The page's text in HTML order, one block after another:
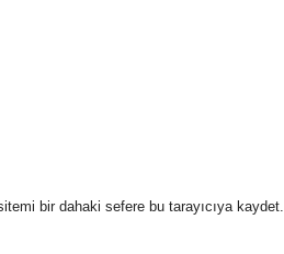
bir dahaki sefere bu tarayıcıya kaydet.